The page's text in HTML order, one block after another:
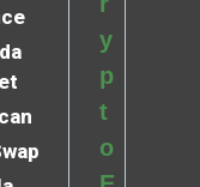
y
p
t
o